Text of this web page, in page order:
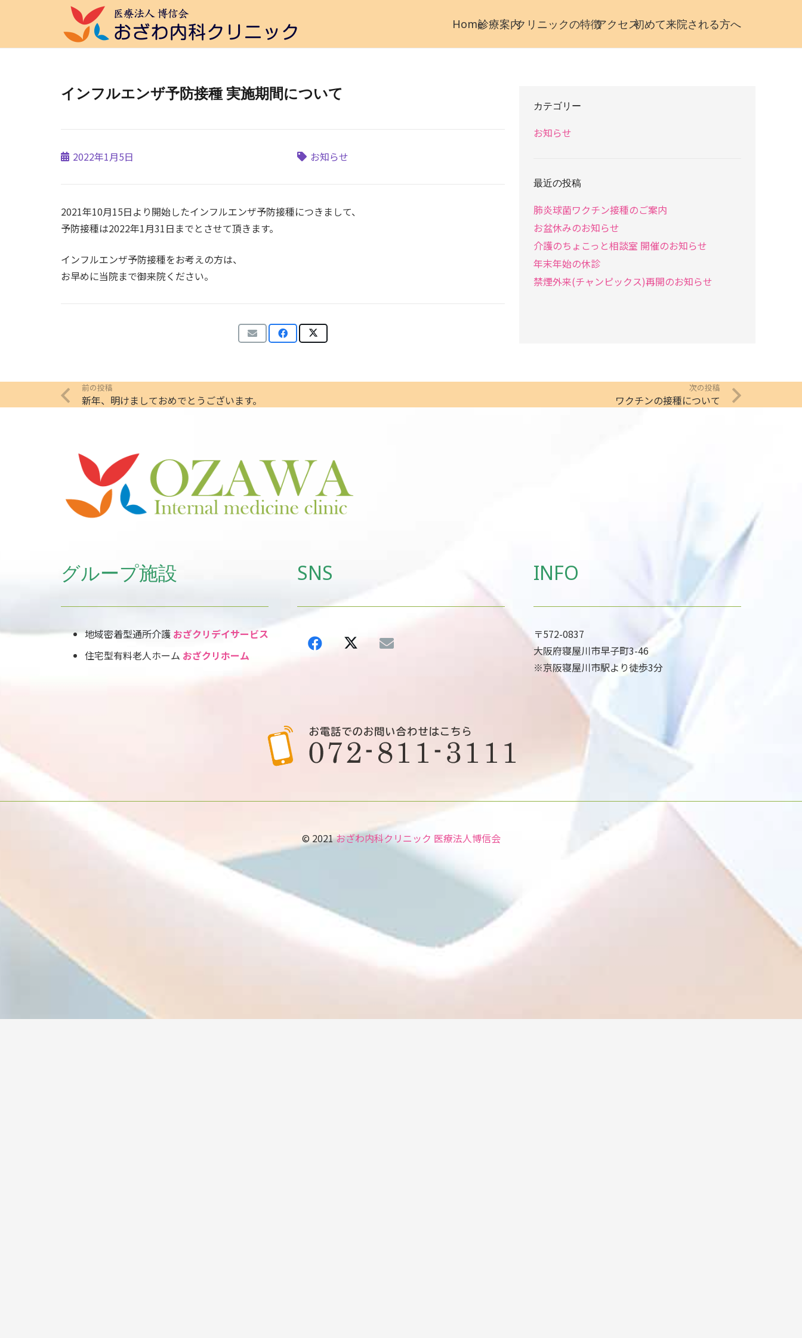
Home診療案内クリニックの特徴アクセス初めて来院される方へ
インフルエンザ予防接種 実施期間について
2022年1月5日 お知らせ
2021年10月15日より開始したインフルエンザ予防接種につきまして、
予防接種は2022年1月31日までとさせて頂きます。
インフルエンザ予防接種をお考えの方は、
お早めに当院まで御来院ください。
カテゴリー
お知らせ
最近の投稿
肺炎球菌ワクチン接種のご案内
お盆休みのお知らせ
介護のちょこっと相談室 開催のお知らせ
年末年始の休診
禁煙外来(チャンピックス)再開のお知らせ
前の投稿
新年、明けましておめでとうございます。
次の投稿
ワクチンの接種について
グループ施設
地域密着型通所介護 おざクリデイサービス
住宅型有料老人ホーム おざクリホーム
SNS INFO
〒572-0837
大阪府寝屋川市早子町3-46
※京阪寝屋川市駅より徒歩3分
© 2021おざわ内科クリニック 医療法人博信会